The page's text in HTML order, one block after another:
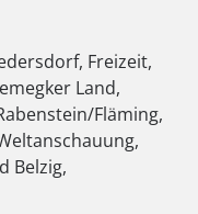
, Freizeit,
Land,
Fläming,
,
Belzig,